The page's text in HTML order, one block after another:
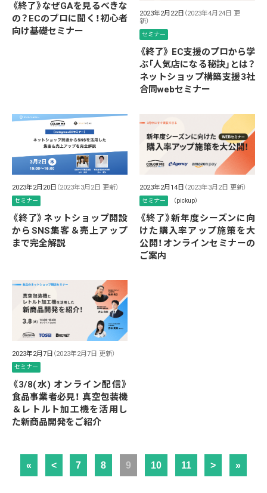
《終了》なぜGAを見るべきな
の？ECのプロに聞く！初心者
向け基礎セミナー
2023年2月22日 （2023年4月24日 更
新）
セミナー
《終了》 EC支援のプロから学
ぶ「人気店になる秘訣」とは？
ネットショップ構築支援3社
合同webセミナー
2023年2月20日 （2023年3月2日 更新）
セミナー
《終了》ネットショップ開設
からSNS集客＆売上アップ
まで完全解説
2023年2月14日 （2023年3月2日 更新）
セミナー （pickup）
《終了》新年度シーズンに向
けた購入率アップ施策を大
公開！オンラインセミナーの
ご案内
2023年2月7日 （2023年2月7日 更新）
セミナー
《3/8(水) オンライン配信》
食品事業者必見！ 真空包装機
＆レトルト加工機を活用し
た新商品開発をご紹介
« < 7 8 9 10 11 > »